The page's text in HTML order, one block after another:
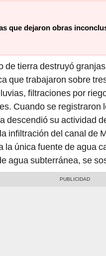
que dejaron obras
de tierra destruyó
que trabajaron sobre
filtraciones por
Cuando se registraron
descendió su actividad
infiltración del canal de
la única fuente de agua
agua subterránea, se